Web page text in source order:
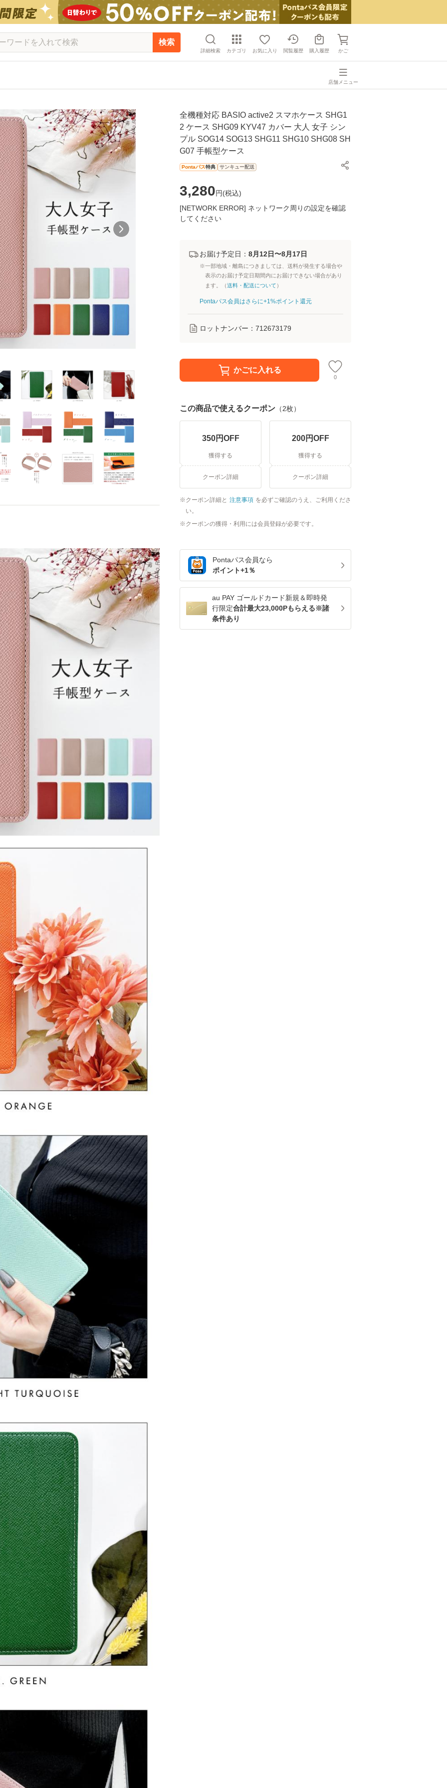
検索
詳細検索 カテゴリ お気に入り 閲覧履歴 購入履歴 かご
店舗メニュー
全機種対応 BASIO active2 スマホケース SHG1
2 ケース SHG09 KYV47 カバー 大人 女子 シン
プル SOG14 SOG13 SHG11 SHG10 SHG08 SH
G07 手帳型ケース
Pontaパス特典 サンキュー配送
3,280円(税込)
[NETWORK ERROR] ネットワーク周りの設定を確認
してください
お届け予定日： 8月12日〜8月17日
※一部地域・離島につきましては、送料が発生する場合や
表示のお届け予定日期間内にお届けできない場合があり
ます。（送料・配送について ）
Pontaパス会員はさらに+1%ポイント還元
ロットナンバー： 712673179
かごに入れる
0
この商品で使えるクーポン （2枚）
350円OFF
獲得する
クーポン詳細
200円OFF
獲得する
クーポン詳細
クーポン詳細と 注意事項 を必ずご確認のうえ、ご利用くださ
い。
クーポンの獲得・利用には会員登録が必要です。
Pontaパス会員なら
ポイント+1％
au PAY ゴールドカード新規＆即時発
行限定合計最大23,000Pもらえる※諸
条件あり